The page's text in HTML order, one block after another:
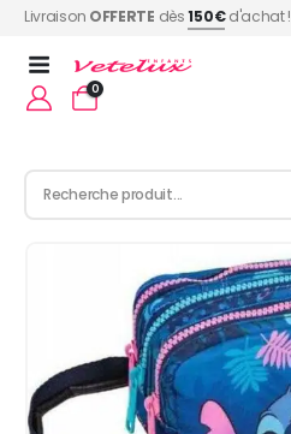
Livraison OFFERTE dès150€d'achat !
0